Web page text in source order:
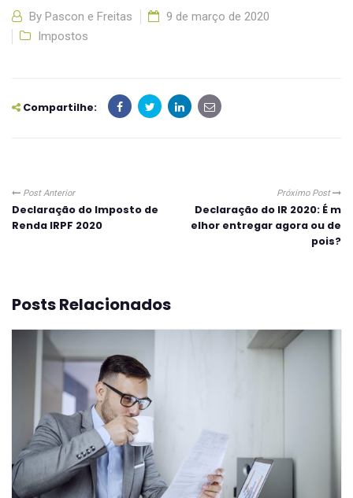
By Pascon e Freitas
9 de março de 2020
Impostos
Compartilhe:
Post Anterior
Declaração do Imposto de
Renda IRPF 2020
Próximo Post
Declaração do IR 2020: É m
elhor entregar agora ou de
pois?
Posts Relacionados